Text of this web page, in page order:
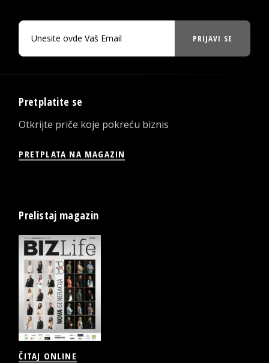
PRIJAVI SE
Pretplatite se
Otkrijte priče koje pokreću biznis
PRETPLATA NA MAGAZIN
Prelistaj magazin
ČITAJ ONLINE